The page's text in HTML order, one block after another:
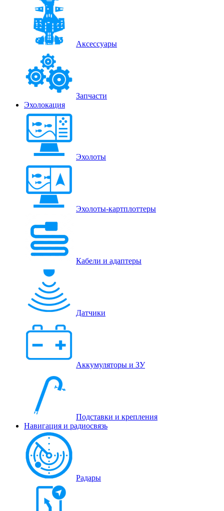
Аксессуары
Запчасти
Эхолокация
Эхолоты
Эхолоты-картплоттеры
Кабели и адаптеры
Датчики
Аккумуляторы и ЗУ
Подставки и крепления
Навигация и радиосвязь
Радары